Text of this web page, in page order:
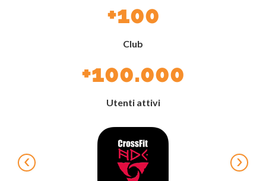
+100
Club
+100.000
Utenti attivi
‹ ›